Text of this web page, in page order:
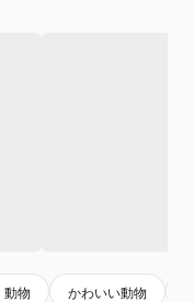
動物 かわいい動物